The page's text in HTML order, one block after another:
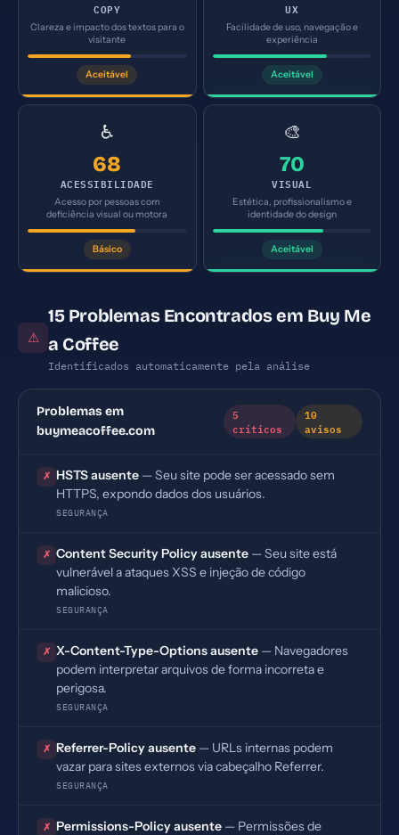
COPY
Clareza e impacto dos textos para o
visitante
Aceitável
UX
Facilidade de uso, navegação e
experiência
Aceitável
♿
68
ACESSIBILIDADE
Acesso por pessoas com
deficiência visual ou motora
Básico
🎨
70
VISUAL
Estética, profissionalismo e
identidade do design
Aceitável
⚠
15 Problemas Encontrados em Buy Me
a Coffee
Identificados automaticamente pela análise
Problemas em
buymeacoffee.com
5
críticos
10
avisos
✗ HSTS ausente — Seu site pode ser acessado sem
HTTPS, expondo dados dos usuários.
SEGURANÇA
✗ Content Security Policy ausente — Seu site está
vulnerável a ataques XSS e injeção de código
malicioso.
SEGURANÇA
✗ X-Content-Type-Options ausente — Navegadores
podem interpretar arquivos de forma incorreta e
perigosa.
SEGURANÇA
✗ Referrer-Policy ausente — URLs internas podem
vazar para sites externos via cabeçalho Referrer.
SEGURANÇA
✗ Permissions-Policy ausente — Permissões de